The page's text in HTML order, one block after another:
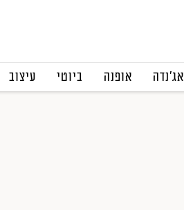
אג׳נדה אופנה ביוטי עיצוב